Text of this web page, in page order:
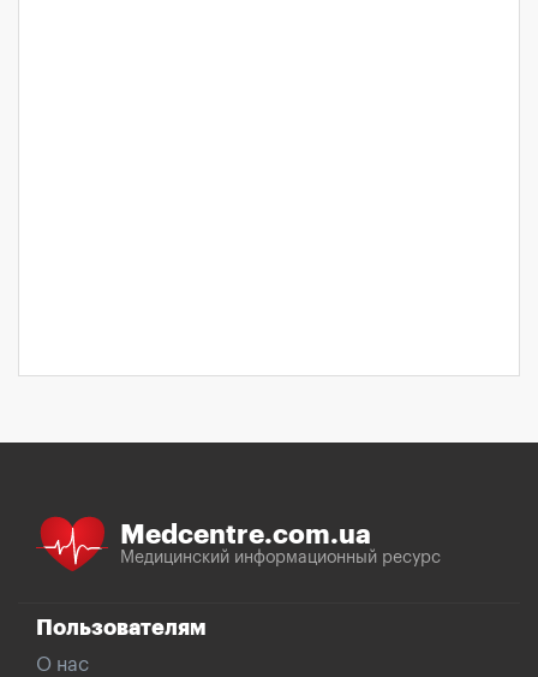
Medcentre.com.ua
Медицинский информационный ресурс
Пользователям
О нас